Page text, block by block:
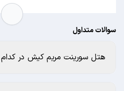
سوالات متداول
هتل سورینت مریم کیش در کدام